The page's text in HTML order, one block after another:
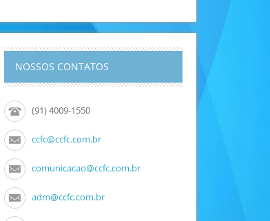
NOSSOS CONTATOS
(91) 4009-1550
ccfc@ccfc.com.br
comunicacao@ccfc.com.br
adm@ccfc.com.br